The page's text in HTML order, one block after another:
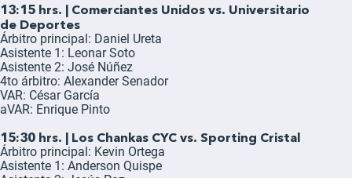
13:15 hrs. | Comerciantes Unidos vs. Universitario
de Deportes
Árbitro principal: Daniel Ureta
Asistente 1: Leonar Soto
Asistente 2: José Núñez
4to árbitro: Alexander Senador
VAR: César García
aVAR: Enrique Pinto
15:30 hrs. | Los Chankas CYC vs. Sporting Cristal
Árbitro principal: Kevin Ortega
Asistente 1: Anderson Quispe